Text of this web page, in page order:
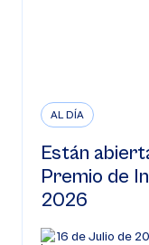
AL DÍA
Están
Premio de
2026
16 de Julio de